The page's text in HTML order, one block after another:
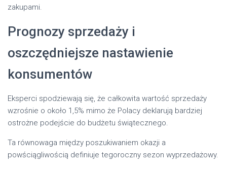
zakupami.
Prognozy sprzedaży i
oszczędniejsze nastawienie
konsumentów
Eksperci spodziewają się, że całkowita wartość sprzedaży
wzrośnie o około 1,5% mimo że Polacy deklarują bardziej
ostrożne podejście do budżetu świątecznego.
Ta równowaga między poszukiwaniem okazji a
powściągliwością definiuje tegoroczny sezon wyprzedażowy.